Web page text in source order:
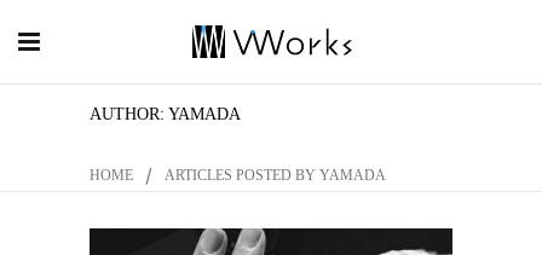
AUTHOR: YAMADA
HOME / ARTICLES POSTED BY YAMADA